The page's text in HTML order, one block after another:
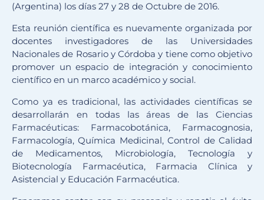
(Argentina) los días 27 y 28 de Octubre de 2016.
Esta reunión científica es nuevamente organizada por
docentes investigadores de las Universidades
Nacionales de Rosario y Córdoba y tiene como objetivo
promover un espacio de integración y conocimiento
científico en un marco académico y social.
Como ya es tradicional, las actividades científicas se
desarrollarán en todas las áreas de las Ciencias
Farmacéuticas: Farmacobotánica, Farmacognosia,
Farmacología, Química Medicinal, Control de Calidad
de Medicamentos, Microbiología, Tecnología y
Biotecnología Farmacéutica, Farmacia Clínica y
Asistencial y Educación Farmacéutica.